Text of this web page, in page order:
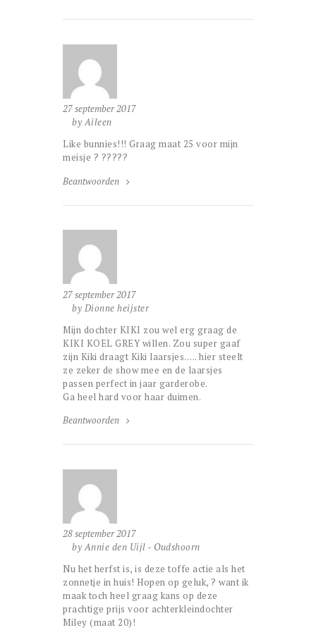
27 september 2017
by Aileen
Like bunnies!!! Graag maat 25 voor mijn
meisje ? ?????
Beantwoorden
27 september 2017
by Dionne heijster
Mijn dochter KIKI zou wel erg graag de
KIKI KOEL GREY willen. Zou super gaaf
zijn Kiki draagt Kiki laarsjes….. hier steelt
ze zeker de show mee en de laarsjes
passen perfect in jaar garderobe.
Ga heel hard voor haar duimen.
Beantwoorden
28 september 2017
by Annie den Uijl - Oudshoorn
Nu het herfst is, is deze toffe actie als het
zonnetje in huis! Hopen op geluk, ? want ik
maak toch heel graag kans op deze
prachtige prijs voor achterkleindochter
Miley (maat 20)!